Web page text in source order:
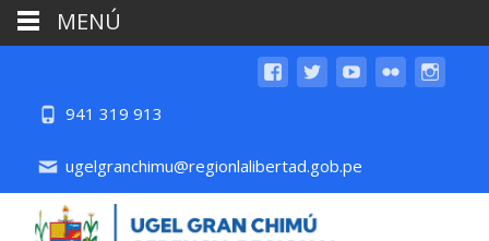
941 319 913
ugelgranchimu@regionlalibertad.gob.pe
MENÚ